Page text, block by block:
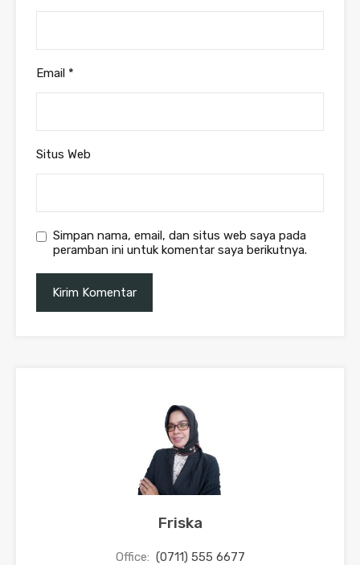
Email *
Situs Web
Simpan nama, email, dan situs web saya pada
peramban ini untuk komentar saya berikutnya.
Friska
Office: (0711) 555 6677